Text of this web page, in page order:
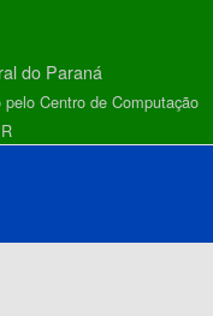
do Paraná
Centro de Computação